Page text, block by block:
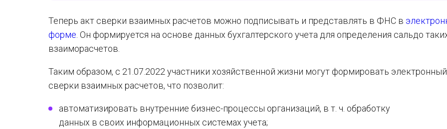
Теперь акт сверки взаимных расчетов можно подписывать и представлять в ФНС в
форме . Он формируется на основе данных бухгалтерского учета для определения сальдо
взаиморасчетов.
Таким образом, с 21.07.2022 участники хозяйственной жизни могут формировать
сверки взаимных расчетов, что позволит:
автоматизировать внутренние бизнес-процессы организаций, в т. ч. обработку
данных в своих информационных системах учета;